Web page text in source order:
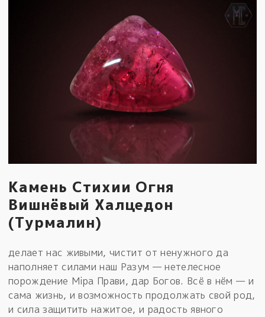
Камень Стихии Огня
Вишнёвый Халцедон
(Турмалин)
делает нас живыми, чистит от ненужного да
наполняет силами наш Разум — нетелесное
порождение Мiра Прави, дар Богов. Всё в нём — и
сама жизнь, и возможность продолжать свой род,
и сила защитить нажитое, и радость явного